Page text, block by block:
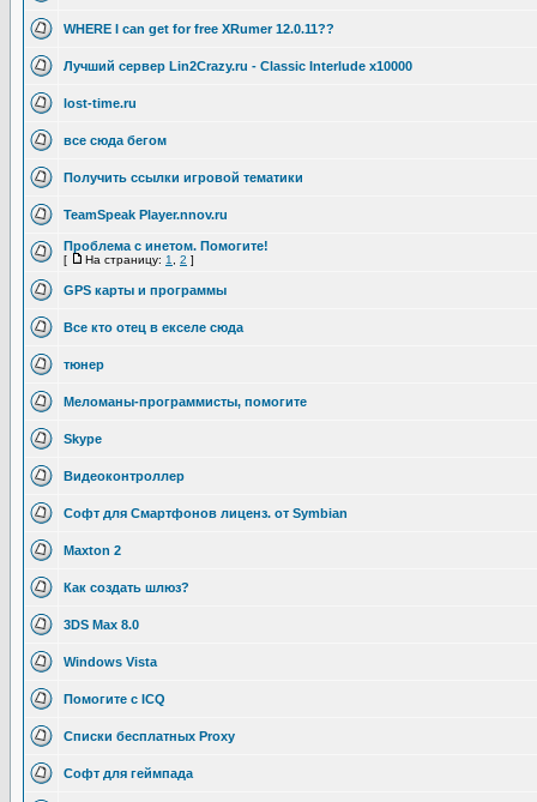
WHERE I can get for free XRumer 12.0.11??
Лучший сервер Lin2Crazy.ru - Classic Interlude х10000
lost-time.ru
все сюда бегом
Получить ссылки игровой тематики
TeamSpeak Player.nnov.ru
Проблема с инетом. Помогите!
[ На страницу: 1 2 ]
GPS карты и программы
Все кто отец в екселе сюда
тюнер
Меломаны-программисты, помогите
Skype
Видеоконтроллер
Софт для Смартфонов лиценз. от Symbian
Maxton 2
Как создать шлюз?
3DS Max 8.0
Windows Vista
Помогите с ICQ
Списки бесплатных Proxy
Софт для геймпада